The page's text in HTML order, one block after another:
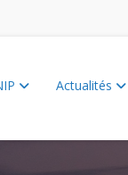
Actualités